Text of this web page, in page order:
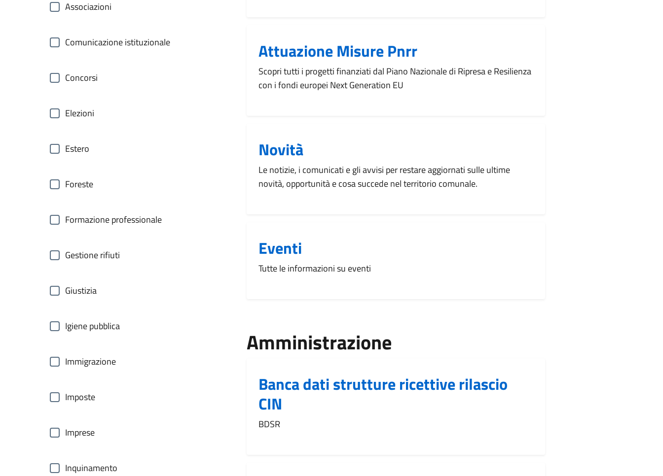
Associazioni
Comunicazione istituzionale
Concorsi
Elezioni
Estero
Foreste
Formazione professionale
Gestione rifiuti
Giustizia
Igiene pubblica
Immigrazione
Imposte
Imprese
Inquinamento
Attuazione Misure Pnrr
Scopri tutti i progetti finanziati dal Piano Nazionale di Ripresa e Resilienza
con i fondi europei Next Generation EU
Novità
Le notizie, i comunicati e gli avvisi per restare aggiornati sulle ultime
novità, opportunità e cosa succede nel territorio comunale.
Eventi
Tutte le informazioni su eventi
Amministrazione
Banca dati strutture ricettive rilascio
CIN
BDSR